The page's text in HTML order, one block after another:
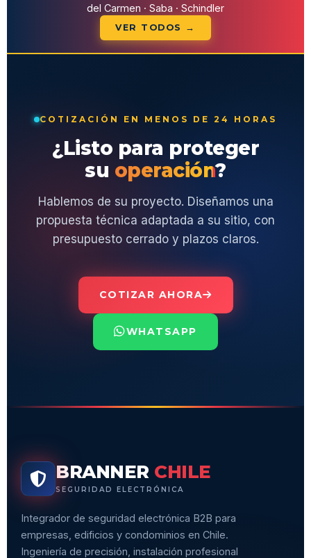
del Carmen · Saba · Schindler
VER TODOS →
COTIZACIÓN EN MENOS DE 24 HORAS
¿Listo para proteger
su operación?
Hablemos de su proyecto. Diseñamos una
propuesta técnica adaptada a su sitio, con
presupuesto cerrado y plazos claros.
COTIZAR AHORA
WHATSAPP
BRANNER CHILE
SEGURIDAD ELECTRÓNICA
Integrador de seguridad electrónica B2B para
empresas, edificios y condominios en Chile.
Ingeniería de precisión, instalación profesional